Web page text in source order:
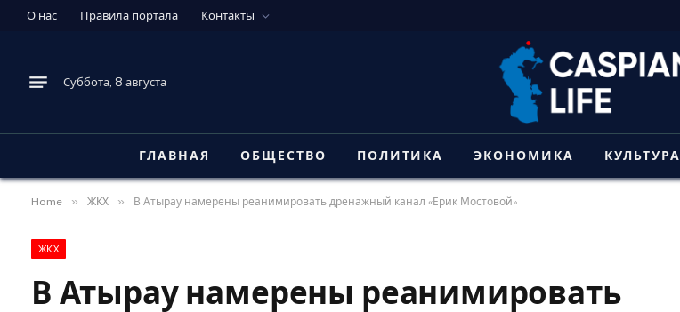
О нас Правила портала Контакты
Суббота, 8 августа
ГЛАВНАЯ ОБЩЕСТВО ПОЛИТИКА ЭКОНОМИКА КУЛЬТУРА
Home » ЖКХ » В Атырау намерены реанимировать дренажный канал «Ерик Мостовой»
ЖКХ
В Атырау намерены реанимировать